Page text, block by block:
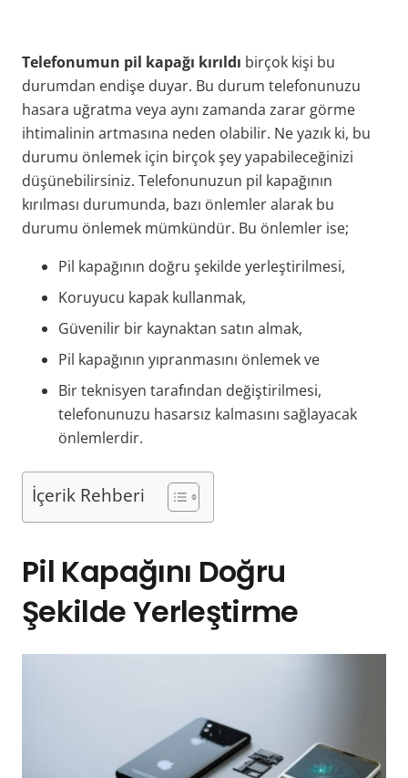
Telefonumun pil kapağı kırıldı birçok kişi bu
durumdan endişe duyar. Bu durum telefonunuzu
hasara uğratma veya aynı zamanda zarar görme
ihtimalinin artmasına neden olabilir. Ne yazık ki, bu
durumu önlemek için birçok şey yapabileceğinizi
düşünebilirsiniz. Telefonunuzun pil kapağının
kırılması durumunda, bazı önlemler alarak bu
durumu önlemek mümkündür. Bu önlemler ise;
Pil kapağının doğru şekilde yerleştirilmesi,
Koruyucu kapak kullanmak,
Güvenilir bir kaynaktan satın almak,
Pil kapağının yıpranmasını önlemek ve
Bir teknisyen tarafından değiştirilmesi,
telefonunuzu hasarsız kalmasını sağlayacak
önlemlerdir.
İçerik Rehberi
Pil Kapağını Doğru
Şekilde Yerleştirme